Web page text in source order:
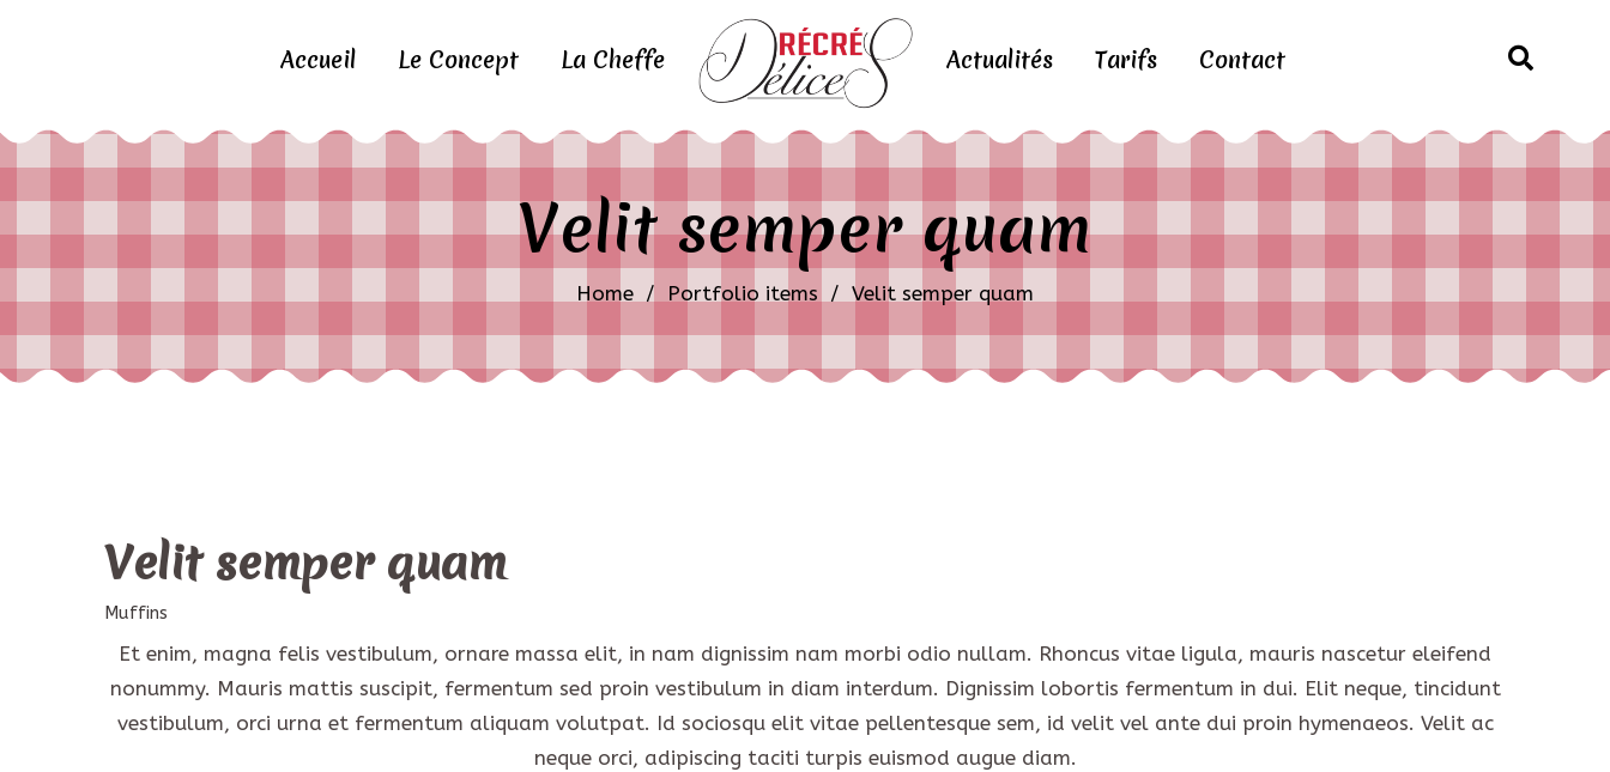
Accueil Le Concept La Cheffe Actualités Tarifs Contact
Velit semper quam
Home / Portfolio items / Velit semper quam
Velit semper quam
Muffins
Et enim, magna felis vestibulum, ornare massa elit, in nam dignissim nam morbi odio nullam. Rhoncus vitae ligula, mauris nascetur eleifend
nonummy. Mauris mattis suscipit, fermentum sed proin vestibulum in diam interdum. Dignissim lobortis fermentum in dui. Elit neque, tincidunt
vestibulum, orci urna et fermentum aliquam volutpat. Id sociosqu elit vitae pellentesque sem, id velit vel ante dui proin hymenaeos. Velit ac
neque orci, adipiscing taciti turpis euismod augue diam.